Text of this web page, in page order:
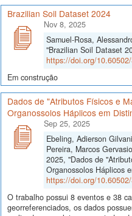
Brazilian Soil Dataset 2024
Nov 8, 2025
Samuel-Rosa,
"Brazilian Soil Dataset
https://doi.org/
Em construção
Dados de "Atributos Físicos e
Organossolos Háplicos em
Sep 25, 2025
Ebeling, Adierson
Pereira, Marcos
2025, "Dados de
Organossolos Háplicos
https://doi.org/
O trabalho possui 8 eventos e 38
georreferenciados, os dados